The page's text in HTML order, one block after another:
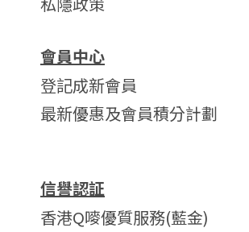
會員中心
登記成新會員
最新優惠及會員積分計劃
信譽認証
香港Q嘜優質服務(藍金)